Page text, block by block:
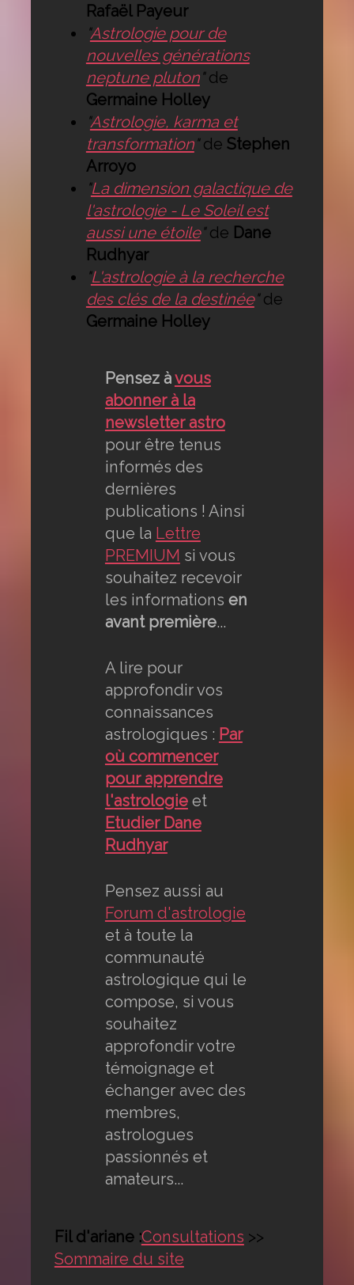
Rafaël Payeur
"Astrologie pour de
nouvelles générations
neptune pluton"de
Germaine Holley
"Astrologie, karma et
transformation"de Stephen
Arroyo
"La dimension galactique de
l'astrologie - Le Soleil est
aussi une étoile"de Dane
Rudhyar
"L'astrologie à la recherche
des clés de la destinée"de
Germaine Holley
Pensez àvous
abonner à la
newsletter astro
pour être tenus
informés des
dernières
publications ! Ainsi
que la Lettre
PREMIUM si vous
souhaitez recevoir
les informations en
avant première...
A lire pour
approfondir vos
connaissances
astrologiques : Par
où commencer
pour apprendre
l'astrologieet
Etudier Dane
Rudhyar
Pensez aussi au
Forum d'astrologie
et à toute la
communauté
astrologique qui le
compose, si vous
souhaitez
approfondir votre
témoignage et
échanger avec des
membres,
astrologues
passionnés et
amateurs...
Fil d'ariane :Consultations >>
Sommaire du site